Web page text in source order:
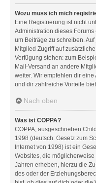
Wozu muss ich mich
Eine Registrierung ist nicht
Administration dieses
um Beiträge zu schreiben.
Mitglied Zugriff auf
Verfügung stehen: zum
Mail-Versand an andere
weiter. Wir empfehlen dir
und dir zahlreiche Vorteile
Nach oben
Was ist COPPA?
COPPA, ausgeschrieben
1998 (deutsch: Gesetz zum
Internet von 1998) ist ein
Websites, die
Jahren erheben, hierzu die
des oder der